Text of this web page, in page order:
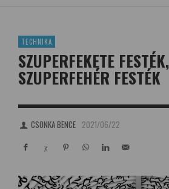
TECHNIKA
SZUPERFEKETE FESTÉK,
SZUPERFEHÉR FESTÉK
CSONKA BENCE 2021/06/22